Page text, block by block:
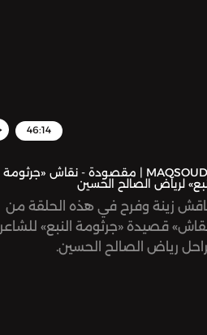
46:14
MAQSOUDA | مقصودة - نقاش «جرثومة
لرياض الصالح الحسين
زينة وفرح في هذه الحلقة من
قصيدة «جرثومة النبع» للشاعر
رياض الصالح الحسين.